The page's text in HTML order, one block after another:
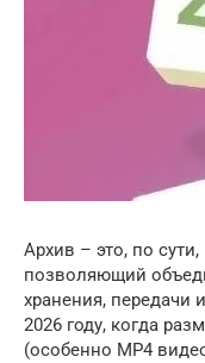
Архив – это, по
позволяющий
хранения, передачи
2026 году, когда
(особенно MP4